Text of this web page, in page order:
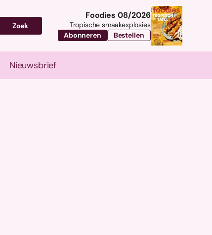
Zoek
Foodies 08/2026
Tropische smaakexplosies
Abonneren
Bestellen
Nieuwsbrief